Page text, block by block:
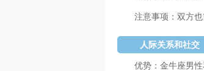
注意事项：双方
人际关系和社交
优势：金牛座男